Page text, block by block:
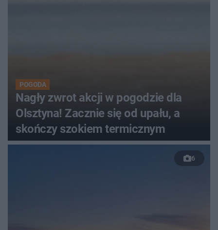
POGODA
Nagły zwrot akcji w pogodzie dla
Olsztyna! Zacznie się od upału, a
skończy szokiem termicznym
6